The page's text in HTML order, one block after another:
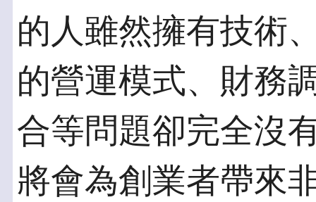
的人雖然擁有技術
的營運模式、財務
合等問題卻完全沒
將會為創業者帶來